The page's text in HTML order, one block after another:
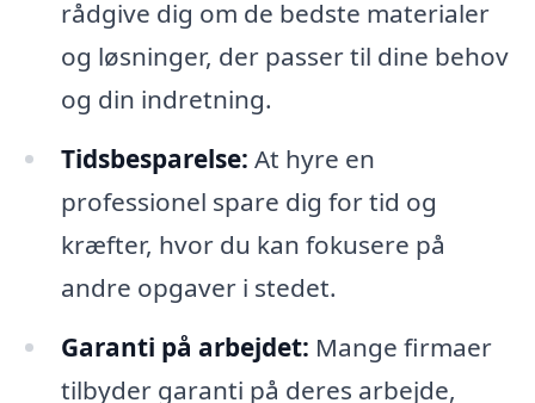
rådgive dig om de bedste materialer
og løsninger, der passer til dine behov
og din indretning.
Tidsbesparelse: At hyre en
professionel spare dig for tid og
kræfter, hvor du kan fokusere på
andre opgaver i stedet.
Garanti på arbejdet: Mange firmaer
tilbyder garanti på deres arbejde,